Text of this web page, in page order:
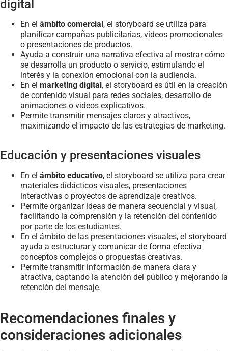
digital
En el ámbito comercial, el storyboard se utiliza para
planificar campañas publicitarias, videos promocionales
o presentaciones de productos.
Ayuda a construir una narrativa efectiva al mostrar cómo
se desarrolla un producto o servicio, estimulando el
interés y la conexión emocional con la audiencia.
En el marketing digital, el storyboard es útil en la creación
de contenido visual para redes sociales, desarrollo de
animaciones o videos explicativos.
Permite transmitir mensajes claros y atractivos,
maximizando el impacto de las estrategias de marketing.
Educación y presentaciones visuales
En el ámbito educativo, el storyboard se utiliza para crear
materiales didácticos visuales, presentaciones
interactivas o proyectos de aprendizaje creativos.
Permite organizar ideas de manera secuencial y visual,
facilitando la comprensión y la retención del contenido
por parte de los estudiantes.
En el ámbito de las presentaciones visuales, el storyboard
ayuda a estructurar y comunicar de forma efectiva
conceptos complejos o propuestas creativas.
Permite transmitir información de manera clara y
atractiva, captando la atención del público y mejorando la
retención del mensaje.
Recomendaciones finales y
consideraciones adicionales